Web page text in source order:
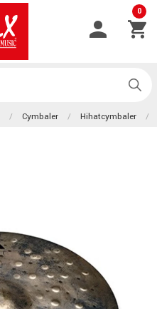
0
Cymbaler Hihatcymbaler